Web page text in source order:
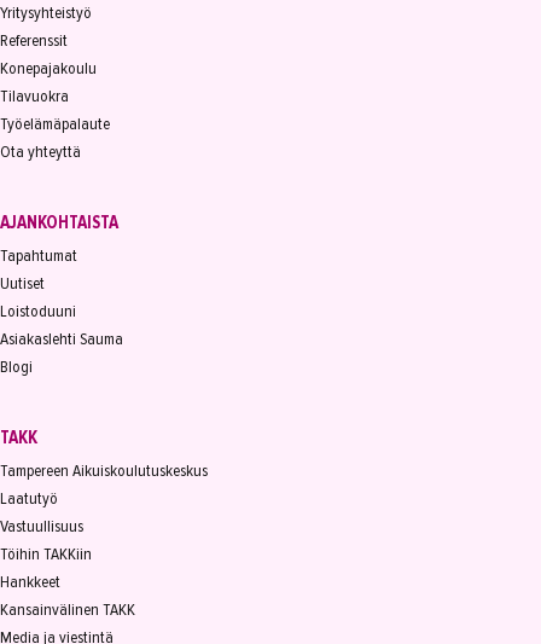
Yritysyhteistyö
Referenssit
Konepajakoulu
Tilavuokra
Työelämäpalaute
Ota yhteyttä
AJANKOHTAISTA
Tapahtumat
Uutiset
Loistoduuni
Asiakaslehti Sauma
Blogi
TAKK
Tampereen Aikuiskoulutuskeskus
Laatutyö
Vastuullisuus
Töihin TAKKiin
Hankkeet
Kansainvälinen TAKK
Media ja viestintä